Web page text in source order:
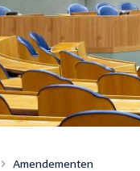
Amendementen